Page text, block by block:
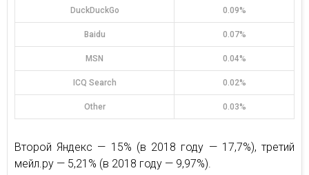
DuckDuckGo 0.09%
Baidu 0.07%
MSN 0.04%
ICQ Search 0.02%
Other 0.03%
Второй Яндекс — 15% (в 2018 году — 17,7%), третий
мейл.ру — 5,21% (в 2018 году — 9,97%).